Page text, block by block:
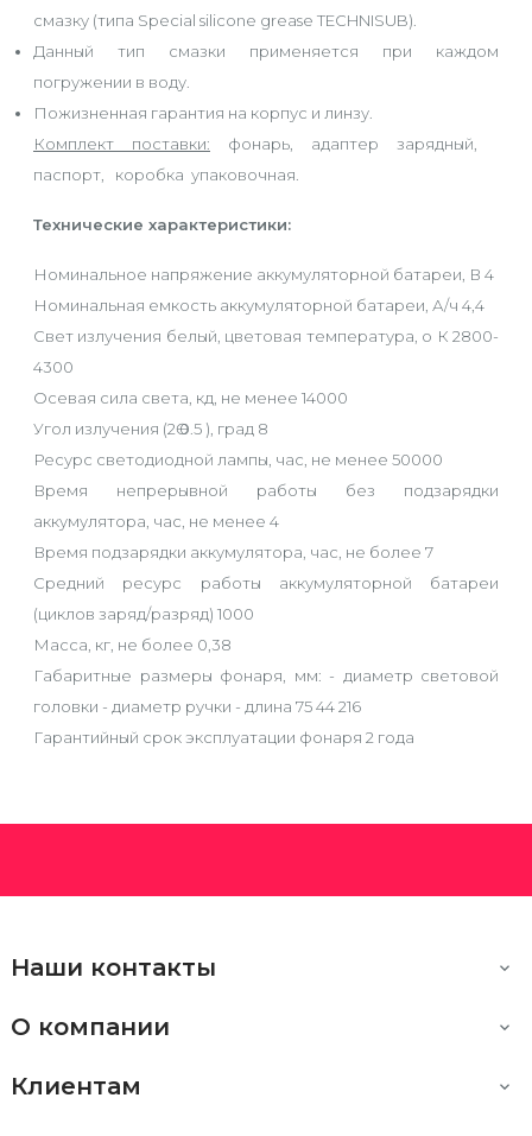
смазку (типа Special silicone grease TECHNISUB).
Данный тип смазки применяется при каждом
погружении в воду.
Пожизненная гарантия на корпус и линзу.
Комплект поставки: фонарь, адаптер зарядный,
паспорт, коробка упаковочная.
Технические характеристики:
Номинальное напряжение аккумуляторной батареи, В 4
Номинальная емкость аккумуляторной батареи, А/ч 4,4
Свет излучения белый, цветовая температура, o К 2800-
4300
Осевая сила света, кд, не менее 14000
Угол излучения (2Ө 0.5 ), град 8
Ресурс светодиодной лампы, час, не менее 50000
Время непрерывной работы без подзарядки
аккумулятора, час, не менее 4
Время подзарядки аккумулятора, час, не более 7
Средний ресурс работы аккумуляторной батареи
(циклов заряд/разряд) 1000
Масса, кг, не более 0,38
Габаритные размеры фонаря, мм: - диаметр световой
головки - диаметр ручки - длина 75 44 216
Гарантийный срок эксплуатации фонаря 2 года
Наши контакты 
О компании 
Клиентам 